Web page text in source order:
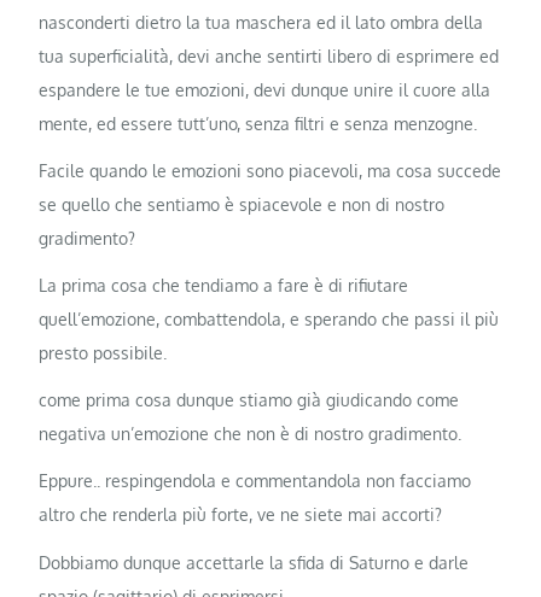
nasconderti dietro la tua maschera ed il lato ombra della
tua superficialità, devi anche sentirti libero di esprimere ed
espandere le tue emozioni, devi dunque unire il cuore alla
mente, ed essere tutt’uno, senza filtri e senza menzogne.
Facile quando le emozioni sono piacevoli, ma cosa succede
se quello che sentiamo è spiacevole e non di nostro
gradimento?
La prima cosa che tendiamo a fare è di rifiutare
quell’emozione, combattendola, e sperando che passi il più
presto possibile.
come prima cosa dunque stiamo già giudicando come
negativa un’emozione che non è di nostro gradimento.
Eppure.. respingendola e commentandola non facciamo
altro che renderla più forte, ve ne siete mai accorti?
Dobbiamo dunque accettarle la sfida di Saturno e darle